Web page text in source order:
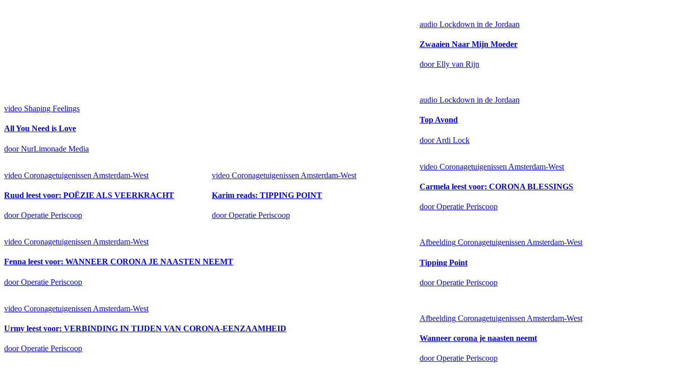
video Shaping Feelings
All You Need is Love
door NurLimonade Media
audio Lockdown in de Jordaan
Zwaaien Naar Mijn Moeder
door Elly van Rijn
audio Lockdown in de Jordaan
Top Avond
door Ardi Lock
video Coronagetuigenissen Amsterdam-West
Carmela leest voor: CORONA BLESSINGS
door Operatie Periscoop
video Coronagetuigenissen Amsterdam-West
Ruud leest voor: POËZIE ALS VEERKRACHT
door Operatie Periscoop
video Coronagetuigenissen Amsterdam-West
Karim reads: TIPPING POINT
door Operatie Periscoop
video Coronagetuigenissen Amsterdam-West
Fenna leest voor: WANNEER CORONA JE NAASTEN NEEMT
door Operatie Periscoop
video Coronagetuigenissen Amsterdam-West
Urmy leest voor: VERBINDING IN TIJDEN VAN CORONA-EENZAAMHEID
door Operatie Periscoop
Afbeelding Coronagetuigenissen Amsterdam-West
Tipping Point
door Operatie Periscoop
Afbeelding Coronagetuigenissen Amsterdam-West
Wanneer corona je naasten neemt
door Operatie Periscoop